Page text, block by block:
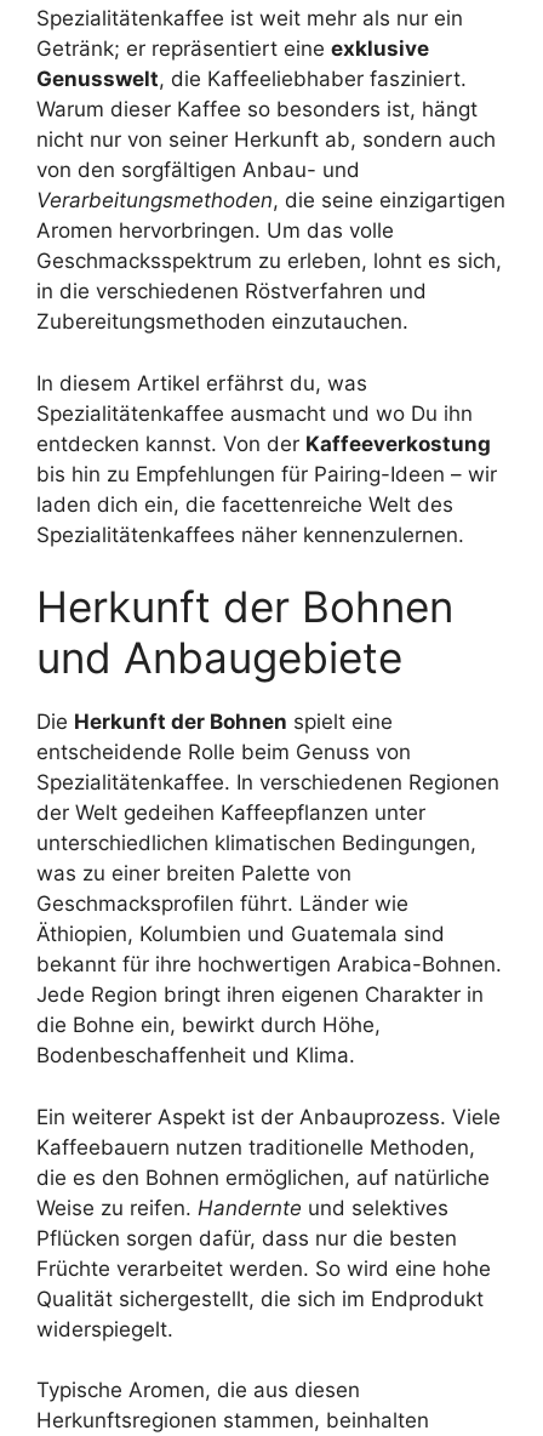
Spezialitätenkaffee ist weit mehr als nur ein
Getränk; er repräsentiert eine exklusive
Genusswelt, die Kaffeeliebhaber fasziniert.
Warum dieser Kaffee so besonders ist, hängt
nicht nur von seiner Herkunft ab, sondern auch
von den sorgfältigen Anbau- und
Verarbeitungsmethoden, die seine einzigartigen
Aromen hervorbringen. Um das volle
Geschmacksspektrum zu erleben, lohnt es sich,
in die verschiedenen Röstverfahren und
Zubereitungsmethoden einzutauchen.
In diesem Artikel erfährst du, was
Spezialitätenkaffee ausmacht und wo Du ihn
entdecken kannst. Von der Kaffeeverkostung
bis hin zu Empfehlungen für Pairing-Ideen – wir
laden dich ein, die facettenreiche Welt des
Spezialitätenkaffees näher kennenzulernen.
Herkunft der Bohnen
und Anbaugebiete
Die Herkunft der Bohnen spielt eine
entscheidende Rolle beim Genuss von
Spezialitätenkaffee. In verschiedenen Regionen
der Welt gedeihen Kaffeepflanzen unter
unterschiedlichen klimatischen Bedingungen,
was zu einer breiten Palette von
Geschmacksprofilen führt. Länder wie
Äthiopien, Kolumbien und Guatemala sind
bekannt für ihre hochwertigen Arabica-Bohnen.
Jede Region bringt ihren eigenen Charakter in
die Bohne ein, bewirkt durch Höhe,
Bodenbeschaffenheit und Klima.
Ein weiterer Aspekt ist der Anbauprozess. Viele
Kaffeebauern nutzen traditionelle Methoden,
die es den Bohnen ermöglichen, auf natürliche
Weise zu reifen. Handernte und selektives
Pflücken sorgen dafür, dass nur die besten
Früchte verarbeitet werden. So wird eine hohe
Qualität sichergestellt, die sich im Endprodukt
widerspiegelt.
Typische Aromen, die aus diesen
Herkunftsregionen stammen, beinhalten